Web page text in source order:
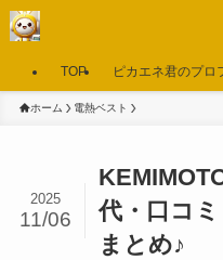
TOP ピカエネ君のプロ
ホーム 電熱ベスト
代・口コ
まとめ♪
2025
11/06